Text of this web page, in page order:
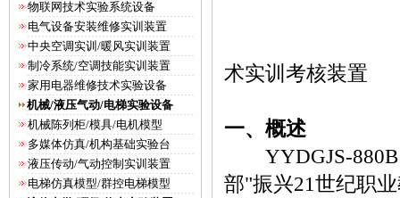
物联网技术实验系统设备
电气设备安装维修实训装置
中央空调实训/暖风实训装置
制冷系统/空调技能实训装置
家用电器维修技术实验设备
机械/液压气动/电梯实验设备
机械陈列柜/模具/电机模型
多媒体仿真/机构基础实验台
液压传动/气动控制实训装置
电梯仿真模型/群控电梯模型
术实训考核装置
一、概述
YYDGJS-
部"振兴21世纪职